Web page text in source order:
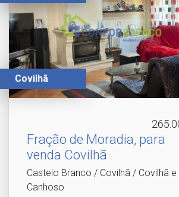
Covilhã
Fração de Moradia, para
venda Covilhã
Castelo Branco / Covilhã / Covilhã e
Canhoso